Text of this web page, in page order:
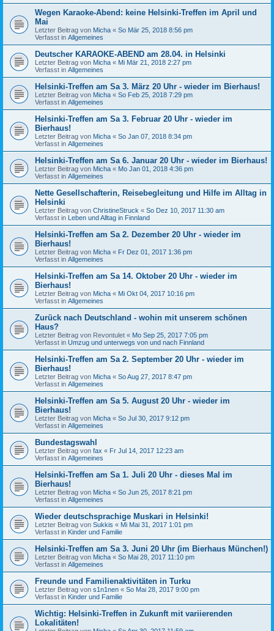
Wegen Karaoke-Abend: keine Helsinki-Treffen im April und
Mai
Letzter Beitrag von Micha « So Mär 25, 2018 8:56 pm
Verfasst in Allgemeines
Deutscher KARAOKE-ABEND am 28.04. in Helsinki
Letzter Beitrag von Micha « Mi Mär 21, 2018 2:27 pm
Verfasst in Allgemeines
Helsinki-Treffen am Sa 3. März 20 Uhr - wieder im Bierhaus!
Letzter Beitrag von Micha « So Feb 25, 2018 7:29 pm
Verfasst in Allgemeines
Helsinki-Treffen am Sa 3. Februar 20 Uhr - wieder im
Bierhaus!
Letzter Beitrag von Micha « So Jan 07, 2018 8:34 pm
Verfasst in Allgemeines
Helsinki-Treffen am Sa 6. Januar 20 Uhr - wieder im Bierhaus!
Letzter Beitrag von Micha « Mo Jan 01, 2018 4:36 pm
Verfasst in Allgemeines
Nette Gesellschafterin, Reisebegleitung und Hilfe im Alltag in
Helsinki
Letzter Beitrag von ChristineStruck « So Dez 10, 2017 11:30 am
Verfasst in Leben und Alltag in Finnland
Helsinki-Treffen am Sa 2. Dezember 20 Uhr - wieder im
Bierhaus!
Letzter Beitrag von Micha « Fr Dez 01, 2017 1:36 pm
Verfasst in Allgemeines
Helsinki-Treffen am Sa 14. Oktober 20 Uhr - wieder im
Bierhaus!
Letzter Beitrag von Micha « Mi Okt 04, 2017 10:16 pm
Verfasst in Allgemeines
Zurück nach Deutschland - wohin mit unserem schönen
Haus?
Letzter Beitrag von Revontulet « Mo Sep 25, 2017 7:05 pm
Verfasst in Umzug und unterwegs von und nach Finnland
Helsinki-Treffen am Sa 2. September 20 Uhr - wieder im
Bierhaus!
Letzter Beitrag von Micha « So Aug 27, 2017 8:47 pm
Verfasst in Allgemeines
Helsinki-Treffen am Sa 5. August 20 Uhr - wieder im
Bierhaus!
Letzter Beitrag von Micha « So Jul 30, 2017 9:12 pm
Verfasst in Allgemeines
Bundestagswahl
Letzter Beitrag von fax « Fr Jul 14, 2017 12:23 am
Verfasst in Allgemeines
Helsinki-Treffen am Sa 1. Juli 20 Uhr - dieses Mal im
Bierhaus!
Letzter Beitrag von Micha « So Jun 25, 2017 8:21 pm
Verfasst in Allgemeines
Wieder deutschsprachige Muskari in Helsinki!
Letzter Beitrag von Sukkis « Mi Mai 31, 2017 1:01 pm
Verfasst in Kinder und Familie
Helsinki-Treffen am Sa 3. Juni 20 Uhr (im Bierhaus München!)
Letzter Beitrag von Micha « So Mai 28, 2017 11:10 pm
Verfasst in Allgemeines
Freunde und Familienaktivitäten in Turku
Letzter Beitrag von s1n1nen « So Mai 28, 2017 9:00 pm
Verfasst in Kinder und Familie
Wichtig: Helsinki-Treffen in Zukunft mit variierenden
Lokalitäten!